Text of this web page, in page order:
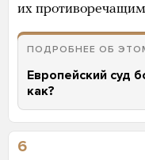
их
ПОДРОБНЕЕ ОБ
Европейский суд
как?
6